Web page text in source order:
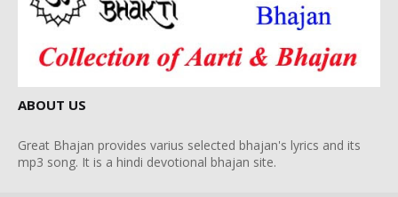
ABOUT US
Great Bhajan provides varius selected bhajan's lyrics and its
mp3 song. It is a hindi devotional bhajan site.